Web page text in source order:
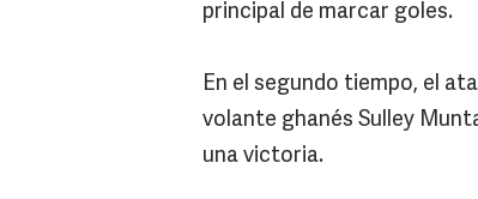
principal de marcar goles.
En el segundo tiempo, el
volante ghanés Sulley
una victoria.